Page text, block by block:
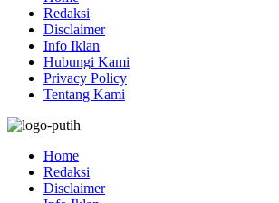
Redaksi
Disclaimer
Info Iklan
Hubungi Kami
Privacy Policy
Tentang Kami
Home
Redaksi
Disclaimer